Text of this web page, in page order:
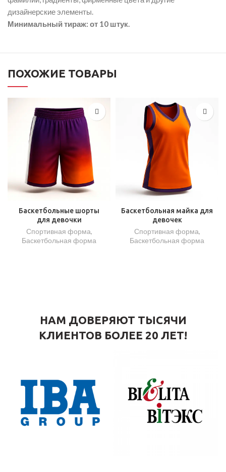
дизайнерские элементы.
Минимальный тираж: от 10 штук.
ПОХОЖИЕ ТОВАРЫ
Баскетбольные шорты
для девочки
Спортивная форма,
Баскетбольная форма
Баскетбольная майка для
девочек
Спортивная форма,
Баскетбольная форма
НАМ ДОВЕРЯЮТ ТЫСЯЧИ
КЛИЕНТОВ БОЛЕЕ 20 ЛЕТ!